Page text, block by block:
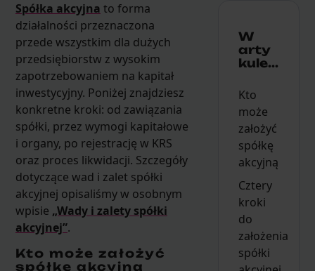
Spółka akcyjna to forma
działalności przeznaczona
przede wszystkim dla dużych
przedsiębiorstw z wysokim
zapotrzebowaniem na kapitał
inwestycyjny. Poniżej znajdziesz
konkretne kroki: od zawiązania
spółki, przez wymogi kapitałowe
i organy, po rejestrację w KRS
oraz proces likwidacji. Szczegóły
dotyczące wad i zalet spółki
akcyjnej opisaliśmy w osobnym
wpisie „Wady i zalety spółki
akcyjnej”.
Kto może założyć
spółkę akcyjną
W
arty
kule...
Kto
może
założyć
spółkę
akcyjną
Cztery
kroki
do
założenia
spółki